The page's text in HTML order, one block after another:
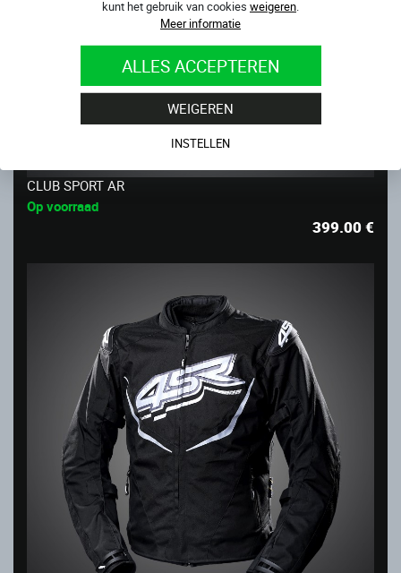
kunt het gebruik van cookies weigeren.
Meer informatie
ALLES ACCEPTEREN
WEIGEREN
INSTELLEN
CLUB SPORT AR
Op voorraad
399.00€